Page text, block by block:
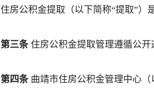
住房公积金提取（以下简称“提取”）
第三条住房公积金提取管理遵循公开
第四条曲靖市住房公积金管理中心（